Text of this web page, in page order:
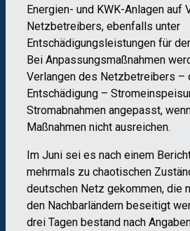
Energien- und KWK-Anlagen auf
Netzbetreibers, ebenfalls unter
Entschädigungsleistungen für
Bei Anpassungsmaßnahmen
Verlangen des Netzbetreibers –
Entschädigung –
Stromabnahmen angepasst,
Maßnahmen nicht ausreichen.
Im Juni sei es nach einem
mehrmals zu chaotischen
deutschen Netz gekommen, die
den Nachbarländern beseitigt
drei Tagen bestand nach